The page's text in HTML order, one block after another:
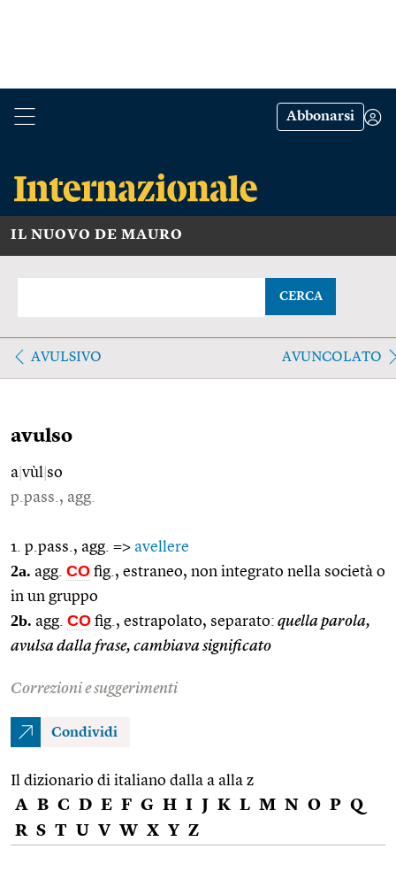
Abbonarsi
IL NUOVO DE MAURO
CERCA
AVULSIVO AVUNCOLATO
avulso
a vùl so
p.pass., agg.
1. p.pass., agg. => avellere
2a. agg. CO fig., estraneo, non integrato nella società o
in un gruppo
2b. agg. CO fig., estrapolato, separato: quella parola,
avulsa dalla frase, cambiava significato
Correzioni e suggerimenti
Condividi
Il dizionario di italiano dalla a alla z
A B C D E F G H I J K L M N O P Q
R S T U V W X Y Z